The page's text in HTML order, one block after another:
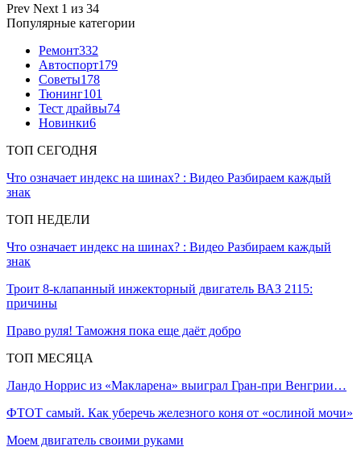
Prev Next 1 из 34
Популярные категории
Ремонт332
Автоспорт179
Советы178
Тюнинг101
Тест драйвы74
Новинки6
ТОП СЕГОДНЯ
Что означает индекс на шинах? : Видео Разбираем каждый
знак
ТОП НЕДЕЛИ
Что означает индекс на шинах? : Видео Разбираем каждый
знак
Троит 8-клапанный инжекторный двигатель ВАЗ 2115:
причины
Право руля! Таможня пока еще даёт добро
ТОП МЕСЯЦА
Ландо Норрис из «Макларена» выиграл Гран‑при Венгрии…
ФТОТ самый. Как уберечь железного коня от «ослиной мочи»
Моем двигатель своими руками